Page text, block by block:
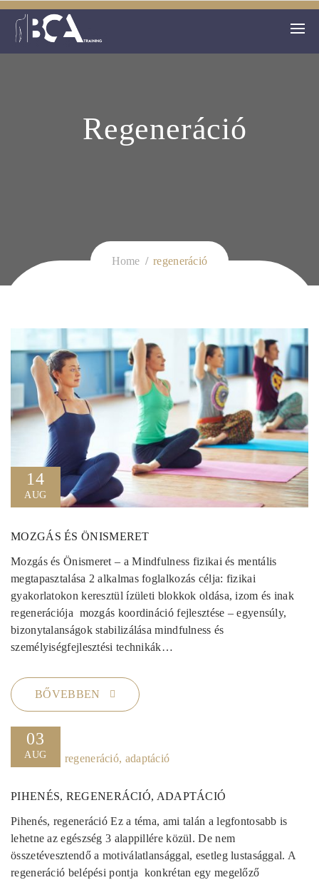
Regeneráció
Home regeneráció
14
AUG
MOZGÁS ÉS ÖNISMERET
Mozgás és Önismeret – a Mindfulness fizikai és mentális
megtapasztalása 2 alkalmas foglalkozás célja: fizikai
gyakorlatokon keresztül ízületi blokkok oldása, izom és inak
regenerációja mozgás koordináció fejlesztése – egyensúly,
bizonytalanságok stabilizálása mindfulness és
személyiségfejlesztési technikák…
BŐVEBBEN
03
AUG
PIHENÉS, REGENERÁCIÓ, ADAPTÁCIÓ
Pihenés, regeneráció Ez a téma, ami talán a legfontosabb is
lehetne az egészség 3 alappillére közül. De nem
összetévesztendő a motiválatlansággal, esetleg lustasággal. A
regeneráció belépési pontja konkrétan egy megelőző